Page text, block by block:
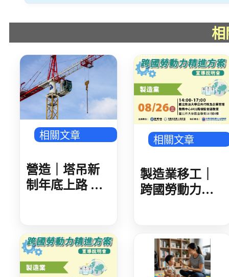
相
相關文章
營造｜塔吊新
制年底上路 不
辦觀摩會 強化
防災管理
相關文章
製造業移工｜
跨國勞動力精
(8/26台北場)